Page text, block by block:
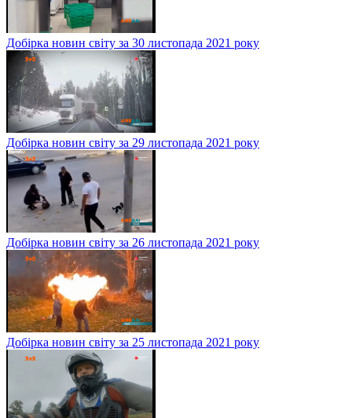
Добірка новин світу за 30 листопада 2021 року
Добірка новин світу за 29 листопада 2021 року
Добірка новин світу за 26 листопада 2021 року
Добірка новин світу за 25 листопада 2021 року